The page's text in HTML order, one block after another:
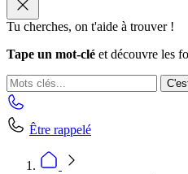
Tu cherches, on t'aide à trouver !
Tape un mot-clé et découvre les
Être rappelé